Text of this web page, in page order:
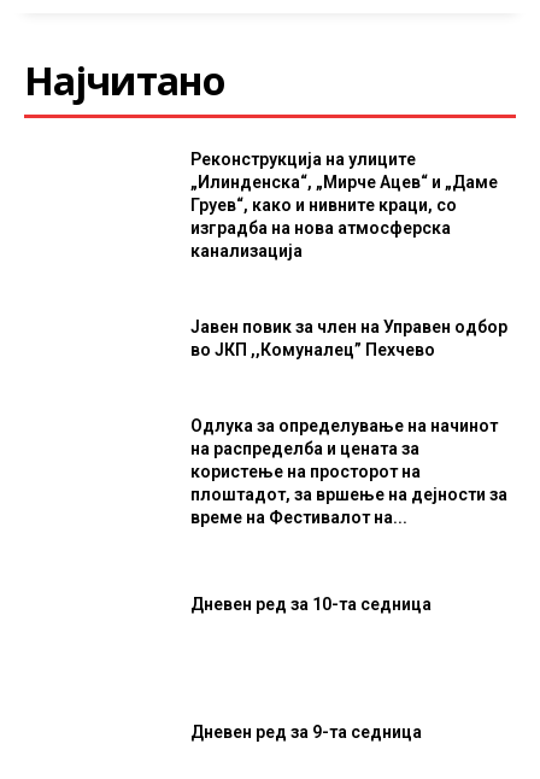
Најчитано
Реконструкција на улиците
„Илинденска“, „Мирче Ацев“ и „Даме
Груев“, како и нивните краци, со
изградба на нова атмосферска
канализација
Јавен повик за член на Управен одбор
во ЈКП ,,Комуналец” Пехчево
Одлука за определување на начинот
на распределба и цената за
користење на просторот на
плоштадот, за вршење на дејности за
време на Фестивалот на...
Дневен ред за 10-та седница
Дневен ред за 9-та седница